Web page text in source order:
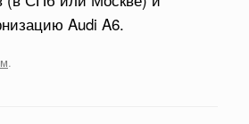
Audi A6.
.